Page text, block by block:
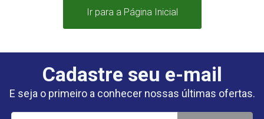
Ir para a Página Inicial
Cadastre seu e-mail
E seja o primeiro a conhecer nossas últimas ofertas.